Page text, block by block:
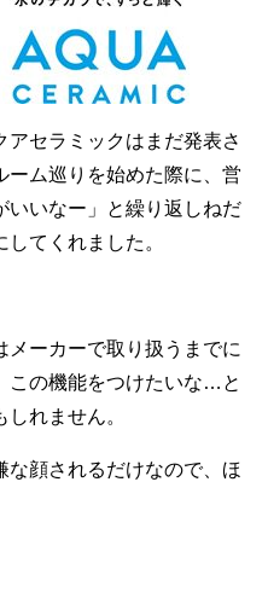
アセラミックはまだ発表さ
ーム巡りを始めた際に、営
いいなー」と繰り返しねだ
てくれました。
メーカーで取り扱うまでに
この機能をつけたいな…と
れません。
な顔されるだけなので、ほ